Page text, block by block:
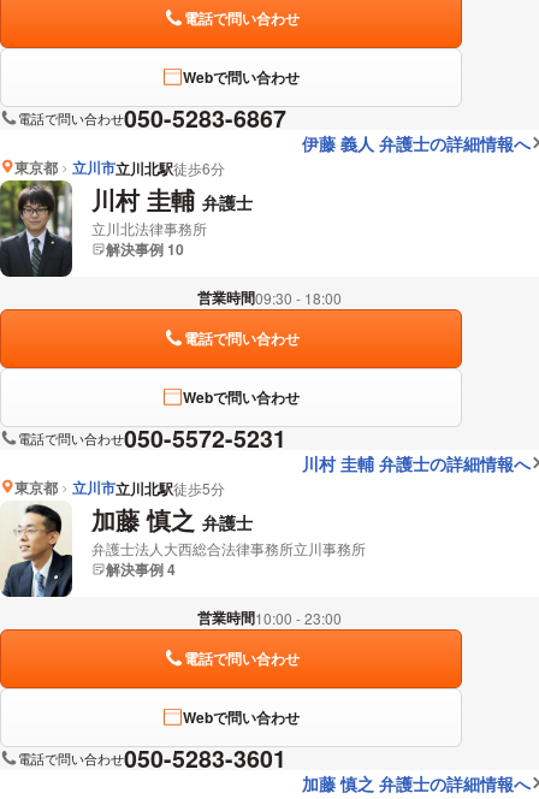
電話で問い合わせ
Webで問い合わせ
電話で問い合わせ050-5283-6867
伊藤 義人 弁護士の詳細情報へ
東京都 立川市立川北駅徒歩6分
川村 圭輔 弁護士
立川北法律事務所
解決事例 10
営業時間09:30 - 18:00
電話で問い合わせ
Webで問い合わせ
電話で問い合わせ050-5572-5231
川村 圭輔 弁護士の詳細情報へ
東京都 立川市立川北駅徒歩5分
加藤 慎之 弁護士
弁護士法人大西総合法律事務所立川事務所
解決事例 4
営業時間10:00 - 23:00
電話で問い合わせ
Webで問い合わせ
電話で問い合わせ050-5283-3601
加藤 慎之 弁護士の詳細情報へ